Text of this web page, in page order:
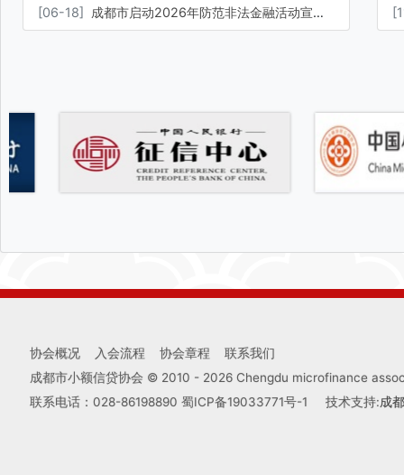
[06-18] 成都市启动2026年防范非法金融活动宣传月系列活动 [
协会概况 入会流程 协会章程
联系我们
成都市小额信贷协会 © 2010 - 2026 Chengdu microfinance
联系电话：028-86198890 蜀ICP备19033771号-1 技术支持:成